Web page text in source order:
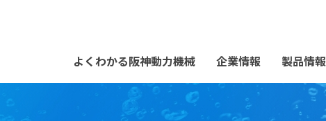
よくわかる阪神動力機械 企業情報 製品情報